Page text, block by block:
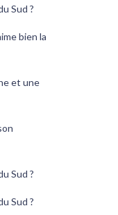
Sud ?
bien la
et une
Sud ?
Sud ?